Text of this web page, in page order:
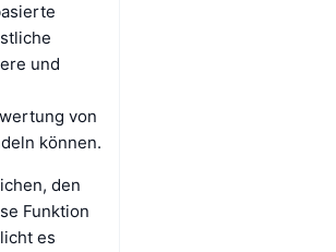
und
von
können.
den
Funktion
es